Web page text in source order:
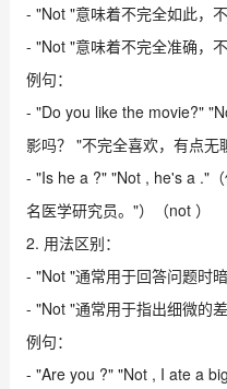
- "Not "意味着不完全如此，
- "Not "意味着不完全准确，
例句：
- "Do you like the movie?"
影吗？ "不完全喜欢，有点无
- "Is he a ?" "Not , he's a ."
名医学研究员。"）（not ）
2. 用法区别：
- "Not "通常用于回答问题时
- "Not "通常用于指出细微的
例句：
- "Are you ?" "Not , I ate a